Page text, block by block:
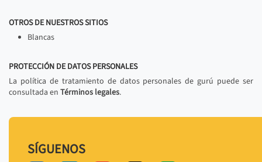
OTROS DE NUESTROS SITIOS
Blancas
PROTECCIÓN DE DATOS PERSONALES
La política de tratamiento de datos personales de gurú puede ser
consultada en Términos legales.
SÍGUENOS